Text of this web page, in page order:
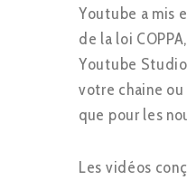
Youtube a mis
de la loi
Youtube
votre chaine
que pour les
Les vidéos